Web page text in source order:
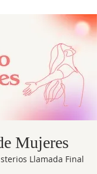
Mujeres
Llamada Final